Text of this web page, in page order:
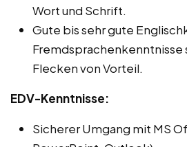
Wort und Schrift.
Gute bis sehr gute
Fremdsprachenkenntnisse
Flecken von Vorteil.
EDV-Kenntnisse:
Sicherer Umgang mit MS